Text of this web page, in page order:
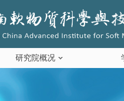
研究院概况